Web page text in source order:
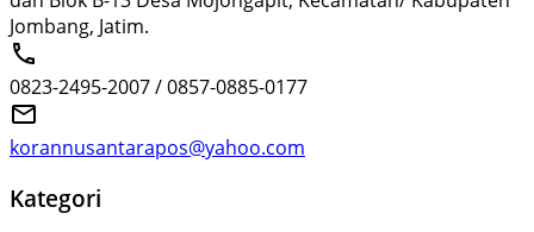
Jombang, Jatim.
0823-2495-2007 / 0857-0885-0177
korannusantarapos@yahoo.com
Kategori